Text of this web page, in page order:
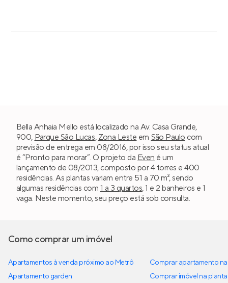
Bella Anhaia Mello está localizado na Av. Casa Grande,
900, Parque São Lucas, Zona Leste em São Paulo com
previsão de entrega em 08/2016, por isso seu status atual
é “Pronto para morar”. O projeto da Even é um
lançamento de 08/2013, composto por 4 torres e 400
residências. As plantas variam entre 51 a 70 m², sendo
algumas residências com 1 a 3 quartos, 1 e 2 banheiros e 1
vaga. Neste momento, seu preço está sob consulta.
Como comprar um imóvel
Apartamentos à venda próximo ao Metrô
Apartamento garden
Comprar apartamento
Comprar imóvel na planta